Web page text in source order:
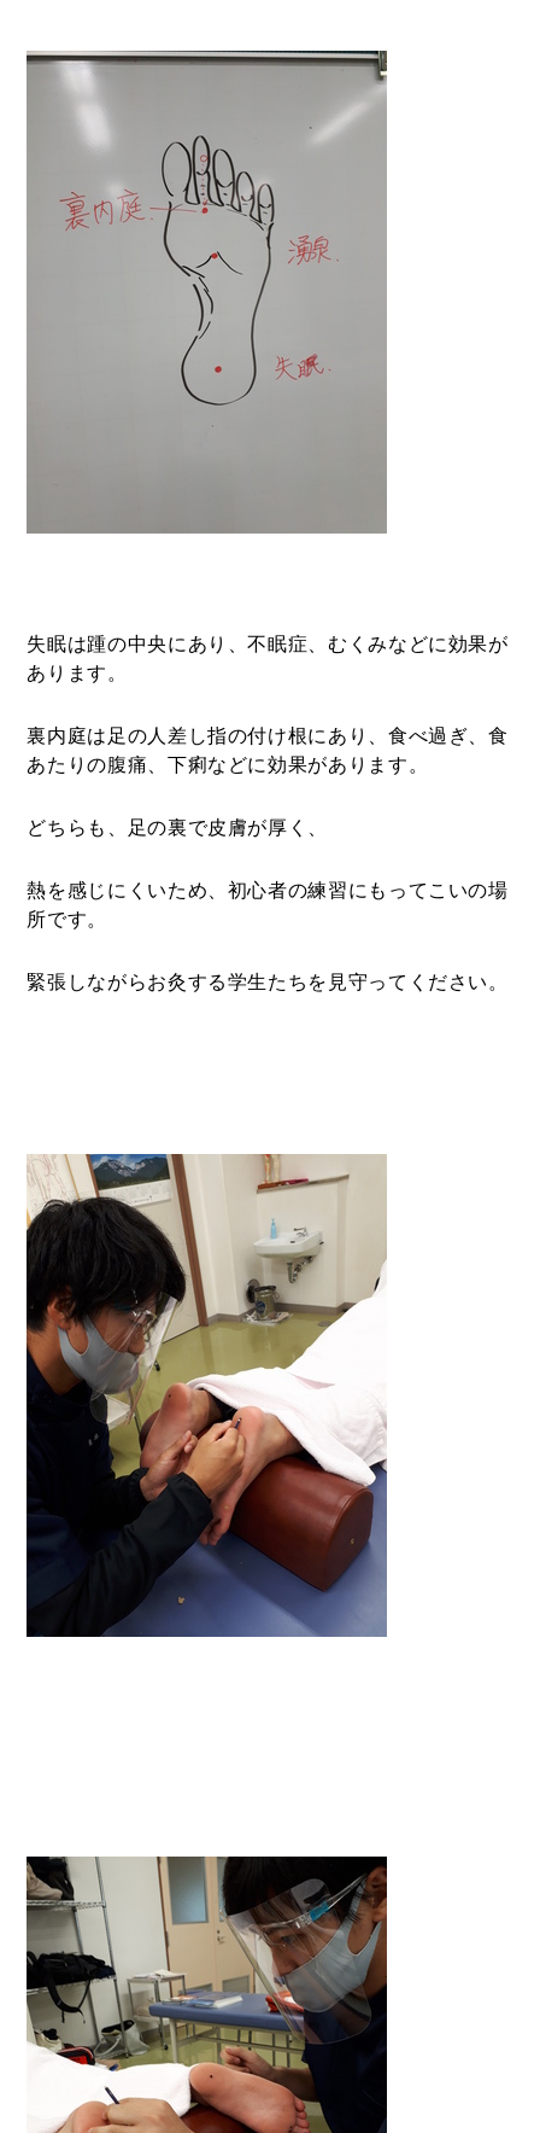
失眠は踵の中央にあり、不眠症、むくみなどに効果が
あります。
裏内庭は足の人差し指の付け根にあり、食べ過ぎ、食
あたりの腹痛、下痢などに効果があります。
どちらも、足の裏で皮膚が厚く、
熱を感じにくいため、初心者の練習にもってこいの場
所です。
緊張しながらお灸する学生たちを見守ってください。